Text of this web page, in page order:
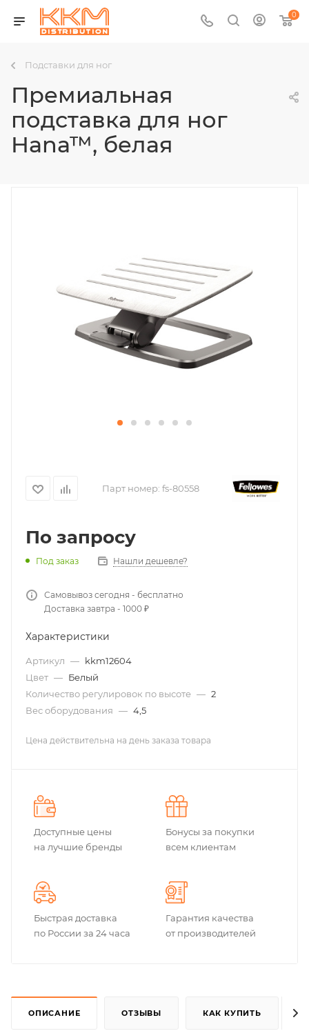
0
Подставки для ног
Премиальная
подставка для ног
Hana™, белая
Парт номер: fs-80558
По запросу
Под заказ Нашли дешевле?
Самовывоз сегодня - бесплатно
Доставка завтра - 1000 ₽
Характеристики
Артикул — kkm12604
Цвет — Белый
Количество регулировок по высоте — 2
Вес оборудования — 4,5
Цена действительна на день заказа товара
Доступные цены
на лучшие бренды
Бонусы за покупки
всем клиентам
Быстрая доставка
по России за 24 часа
Гарантия качества
от производителей
ОПИСАНИЕ ОТЗЫВЫ КАК КУПИТЬ